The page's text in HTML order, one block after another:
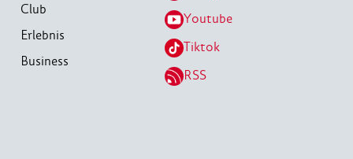
Club
Erlebnis
Business
Youtube
Tiktok
RSS